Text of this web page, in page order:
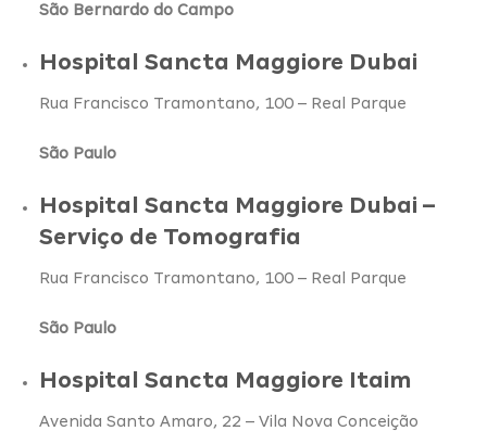
São Bernardo do Campo
Hospital Sancta Maggiore Dubai
Rua Francisco Tramontano, 100 – Real Parque
São Paulo
Hospital Sancta Maggiore Dubai –
Serviço de Tomografia
Rua Francisco Tramontano, 100 – Real Parque
São Paulo
Hospital Sancta Maggiore Itaim
Avenida Santo Amaro, 22 – Vila Nova Conceição